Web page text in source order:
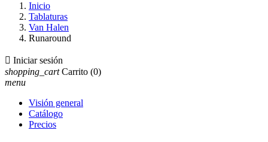
Inicio
Tablaturas
Van Halen
Runaround
 Iniciar sesión
shopping_cart Carrito (0)
menu
Visión general
Catálogo
Precios